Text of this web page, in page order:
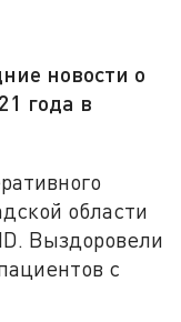
новости о
года в
области
Выздоровели
с